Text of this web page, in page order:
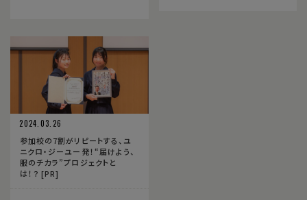
2024.03.26
参加校の7割がリピートする、ユ
ニクロ・ジーユー発！“届けよう、
服のチカラ”プロジェクトと
は！？ [PR]